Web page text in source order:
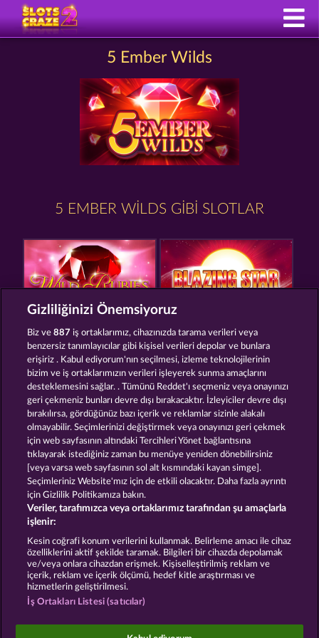
5 Ember Wilds
5 EMBER WILDS GIBI SLOTLAR
STICKY DIAMONDS BACK TO THE FRUITS ROAR
Hüküm ve Koşullar Gizlilik Beyanı Künye
Şirket SSS Facebook
İptal talebini gönder
Sosyal casino oyunları sadece eğlence amaçlıdır ve
Gizliliğinizi Önemsiyoruz
Biz ve887 iş ortaklarımız, cihazınızda tarama verileri veya
benzersiz tanımlayıcılar gibi kişisel verileri depolar ve bunlara
erişiriz . Kabul ediyorum'nın seçilmesi, izleme teknolojilerinin
bizim ve iş ortaklarımızın verileri işleyerek sunma amaçlarını
desteklemesini sağlar. . Tümünü Reddet'ı seçmeniz veya onayınızı
geri çekmeniz bunları devre dışı bırakacaktır. İzleyiciler devre dışı
bırakılırsa, gördüğünüz bazı içerik ve reklamlar sizinle alakalı
olmayabilir. Seçimlerinizi değiştirmek veya onayınızı geri çekmek
için web sayfasının altındaki Tercihleri Yönet bağlantısına
tıklayarak istediğiniz zaman bu menüye yeniden dönebilirsiniz
[veya varsa web sayfasının sol alt kısmındaki kayan simge].
Seçimleriniz Website'mız için de etkili olacaktır. Daha fazla ayrıntı
için Gizlilik Politikamıza bakın.
Veriler, tarafımızca veya ortaklarımız tarafından şu amaçlarla
işlenir:
Kesin coğrafi konum verilerini kullanmak. Belirleme amacı ile cihaz
özelliklerini aktif şekilde taramak. Bilgileri bir cihazda depolamak
ve/veya onlara cihazdan erişmek. Kişiselleştirilmiş reklam ve
içerik, reklam ve içerik ölçümü, hedef kitle araştırması ve
hizmetlerin geliştirilmesi.
İş Ortakları Listesi (satıcılar)